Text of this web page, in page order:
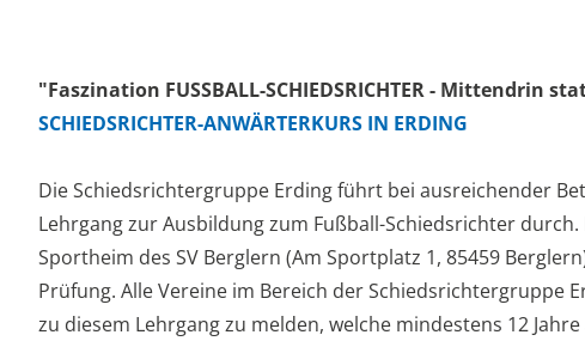
"Faszination FUSSBALL-SCHIEDSRICHTER- Mittendrin
SCHIEDSRICHTER-ANWÄRTERKURS IN ERDING
Die Schiedsrichtergruppe Erding führt bei ausreichender
Lehrgang zur Ausbildung zum Fußball-Schiedsrichter
Sportheim des SV Berglern (Am Sportplatz 1, 85459
Prüfung. Alle Vereine im Bereich der Schiedsrichtergruppe
zu diesem Lehrgang zu melden, welche mindestens 12